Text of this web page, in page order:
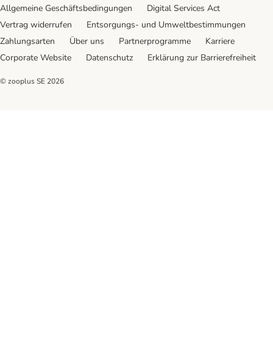
Allgemeine Geschäftsbedingungen
Digital Services Act
Vertrag widerrufen
Entsorgungs- und Umweltbestimmungen
Zahlungsarten
Über uns Partnerprogramme
Karriere
Corporate Website
Datenschutz Erklärung zur Barrierefreiheit
© zooplus SE 2026